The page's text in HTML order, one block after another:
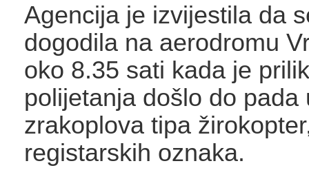
Agencija je izvijestila da
dogodila na aerodromu
oko 8.35 sati kada je
polijetanja došlo do pada
zrakoplova tipa
registarskih oznaka.